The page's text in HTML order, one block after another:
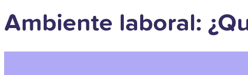
Ambiente laboral: